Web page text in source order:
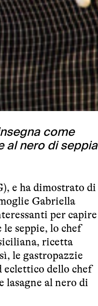
come
al nero di seppia
e ha dimostrato di
Gabriella
per capire
seppie, lo chef
ricetta
le gastropazzie
eclettico dello chef
lasagne al nero di